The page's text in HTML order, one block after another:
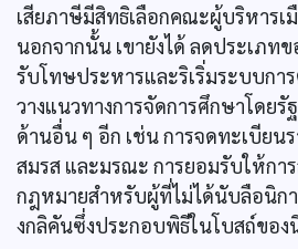
เสียภาษีมีสิทธิเลือกคณะผู้บริหารเ
นอกจากนั้น เขายังได้ ลดประเภท
รับโทษประหารและริเริ่มระบบกา
วางแนวทางการจัดการศึกษาโดย
ด้านอื่น ๆ อีก เช่น การจดทะเบียน
สมรส และมรณะ การยอมรับให้กา
กฎหมายสำหรับผู้ที่ไม่ได้นับลือนิก
งกลิคันซึ่งประกอบพิธีในโบสถ์ของ